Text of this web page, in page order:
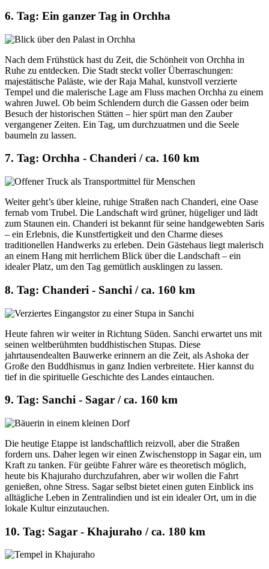
6. Tag: Ein ganzer Tag in Orchha
Nach dem Frühstück hast du Zeit, die Schönheit von Orchha in
Ruhe zu entdecken. Die Stadt steckt voller Überraschungen:
majestätische Paläste, wie der Raja Mahal, kunstvoll verzierte
Tempel und die malerische Lage am Fluss machen Orchha zu einem
wahren Juwel. Ob beim Schlendern durch die Gassen oder beim
Besuch der historischen Stätten – hier spürt man den Zauber
vergangener Zeiten. Ein Tag, um durchzuatmen und die Seele
baumeln zu lassen.
7. Tag: Orchha - Chanderi / ca. 160 km
Weiter geht’s über kleine, ruhige Straßen nach Chanderi, eine Oase
fernab vom Trubel. Die Landschaft wird grüner, hügeliger und lädt
zum Staunen ein. Chanderi ist bekannt für seine handgewebten Saris
– ein Erlebnis, die Kunstfertigkeit und den Charme dieses
traditionellen Handwerks zu erleben. Dein Gästehaus liegt malerisch
an einem Hang mit herrlichem Blick über die Landschaft – ein
idealer Platz, um den Tag gemütlich ausklingen zu lassen.
8. Tag: Chanderi - Sanchi / ca. 160 km
Heute fahren wir weiter in Richtung Süden. Sanchi erwartet uns mit
seinen weltberühmten buddhistischen Stupas. Diese
jahrtausendealten Bauwerke erinnern an die Zeit, als Ashoka der
Große den Buddhismus in ganz Indien verbreitete. Hier kannst du
tief in die spirituelle Geschichte des Landes eintauchen.
9. Tag: Sanchi - Sagar / ca. 160 km
Die heutige Etappe ist landschaftlich reizvoll, aber die Straßen
fordern uns. Daher legen wir einen Zwischenstopp in Sagar ein, um
Kraft zu tanken. Für geübte Fahrer wäre es theoretisch möglich,
heute bis Khajuraho durchzufahren, aber wir wollen die Fahrt
genießen, ohne Stress. Sagar selbst bietet einen guten Einblick ins
alltägliche Leben in Zentralindien und ist ein idealer Ort, um in die
lokale Kultur einzutauchen.
10. Tag: Sagar - Khajuraho / ca. 180 km